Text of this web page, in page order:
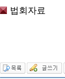
법회자료